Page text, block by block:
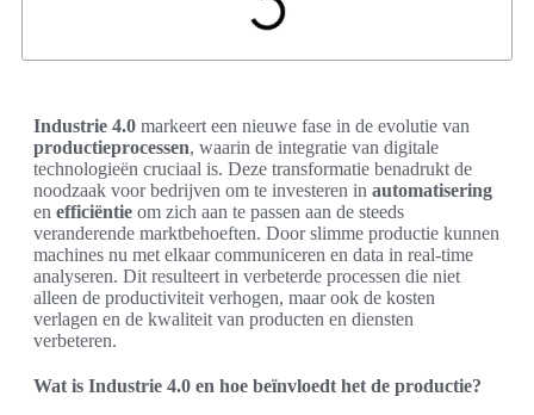
Industrie 4.0 markeert een nieuwe fase in de evolutie van
productieprocessen, waarin de integratie van digitale
technologieën cruciaal is. Deze transformatie benadrukt de
noodzaak voor bedrijven om te investeren in automatisering
en efficiëntie om zich aan te passen aan de steeds
veranderende marktbehoeften. Door slimme productie kunnen
machines nu met elkaar communiceren en data in real-time
analyseren. Dit resulteert in verbeterde processen die niet
alleen de productiviteit verhogen, maar ook de kosten
verlagen en de kwaliteit van producten en diensten
verbeteren.
Wat is Industrie 4.0 en hoe beïnvloedt het de productie?